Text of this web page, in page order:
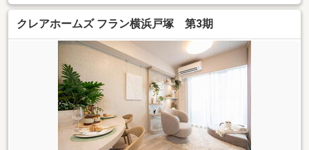
クレアホームズ フラン横浜戸塚 第3期